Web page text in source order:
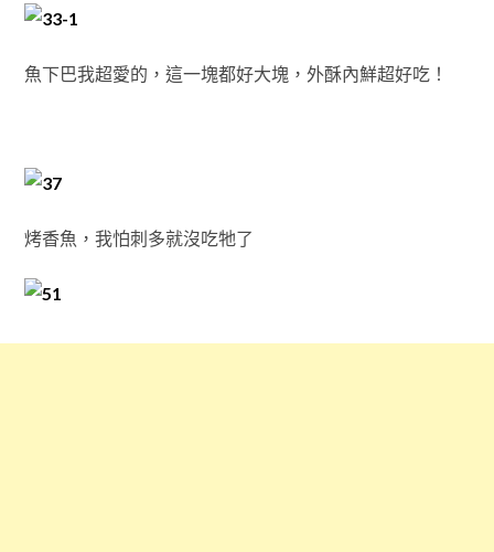
魚下巴我超愛的，這一塊都好大塊，外酥內鮮超好吃！
烤香魚，我怕刺多就沒吃牠了